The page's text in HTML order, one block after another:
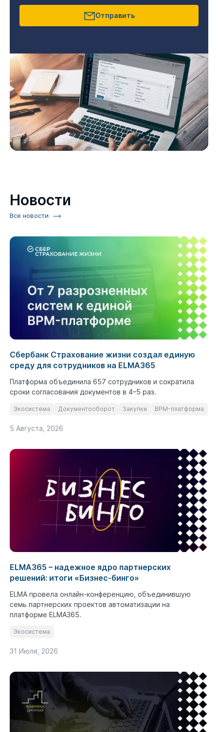
Отправить
Новости
Все новости
Сбербанк Страхование жизни создал единую
среду для сотрудников на ELMA365
Платформа объединила 657 сотрудников и сократила
сроки согласования документов в 4–5 раз.
Экосистема Документооборот Закупки BPM-платформа
5 Августа, 2026
ELMA365 – надежное ядро партнерских
решений: итоги «Бизнес-бинго»
ELMA провела онлайн-конференцию, объединившую
семь партнерских проектов автоматизации на
платформе ELMA365.
Экосистема
31 Июля, 2026